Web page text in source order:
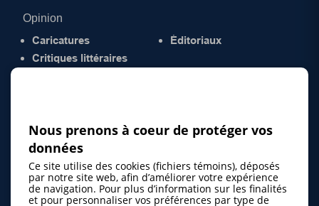
Opinion
Caricatures
Critiques littéraires
Éditoriaux
Nous prenons à coeur de protéger vos
données
Ce site utilise des cookies (fichiers témoins), déposés
par notre site web, afin d’améliorer votre expérience
de navigation. Pour plus d’information sur les finalités
et pour personnaliser vos préférences par type de